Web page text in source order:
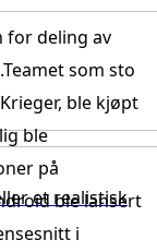
et realistisk
for deling av
som sto
ble kjøpt
ble
på
ble lansert
i